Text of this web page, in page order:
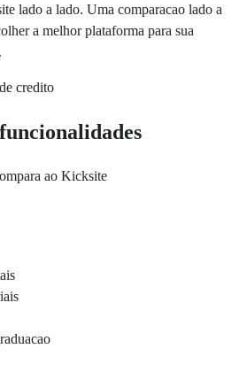
lado a lado. Uma comparacao lado a
a melhor plataforma para sua
credito
ao Kicksite